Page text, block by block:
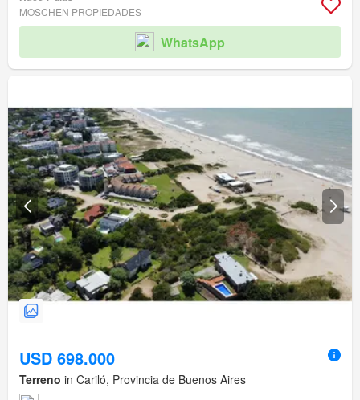
MOSCHEN PROPIEDADES
WhatsApp
USD 698.000
Terreno in Cariló, Provincia de Buenos Aires